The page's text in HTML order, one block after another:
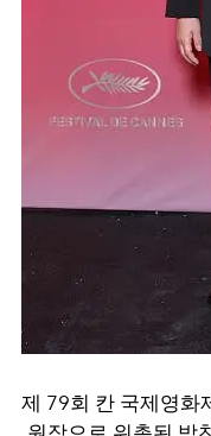
제 79회 칸 국제영화